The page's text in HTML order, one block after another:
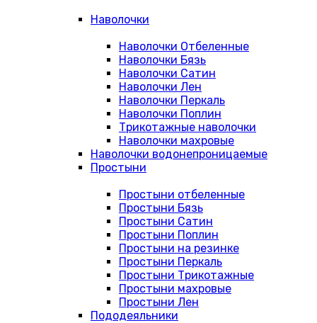
Наволочки
Наволочки Отбеленные
Наволочки Бязь
Наволочки Сатин
Наволочки Лен
Наволочки Перкаль
Наволочки Поплин
Трикотажные наволочки
Наволочки махровые
Наволочки водонепроницаемые
Простыни
Простыни отбеленные
Простыни Бязь
Простыни Сатин
Простыни Поплин
Простыни на резинке
Простыни Перкаль
Простыни Трикотажные
Простыни махровые
Простыни Лен
Пододеяльники